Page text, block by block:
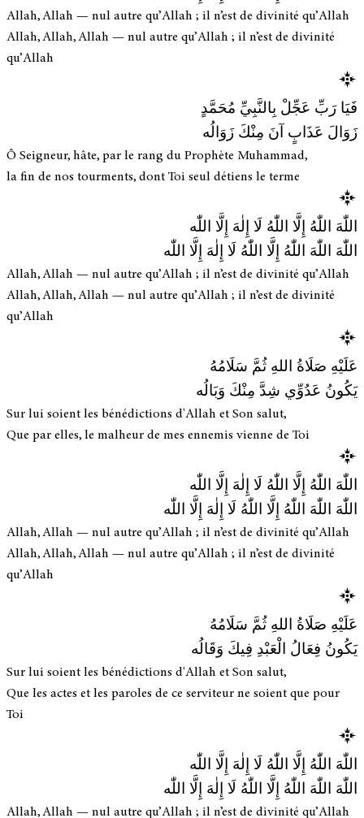
Allah, Allah — nul autre qu’Allah ; il n’est de divinité qu’Allah
Allah, Allah, Allah — nul autre qu’Allah ; il n’est de divinité
qu’Allah
فَيَا رَبِّ عَجِّلْ بِالنَّبِيِّ مُحَمَّدٍ
زَوَالَ عَذَابٍ آنَ مِنْكَ زَوَالُه
Ô Seigneur, hâte, par le rang du Prophète Muhammad,
la fin de nos tourments, dont Toi seul détiens le terme
اللّٰهَ اللّٰهُ إِلَّا اللّٰهُ لَا إِلٰهَ إِلَّا اللّٰه
اللّٰهَ اللّٰهَ اللّٰهُ إِلَّا اللّٰهُ لَا إِلٰهَ إِلَّا اللّٰه
Allah, Allah — nul autre qu’Allah ; il n’est de divinité qu’Allah
Allah, Allah, Allah — nul autre qu’Allah ; il n’est de divinité
qu’Allah
عَلَيْهِ صَلَاةُ اللهِ ثُمَّ سَلَامُهُ
يَكُونُ عَدُوِّي شِدَّ مِنْكَ وَبَالُه
Sur lui soient les bénédictions d'Allah et Son salut,
Que par elles, le malheur de mes ennemis vienne de Toi
اللّٰهَ اللّٰهُ إِلَّا اللّٰهُ لَا إِلٰهَ إِلَّا اللّٰه
اللّٰهَ اللّٰهَ اللّٰهُ إِلَّا اللّٰهُ لَا إِلٰهَ إِلَّا اللّٰه
Allah, Allah — nul autre qu’Allah ; il n’est de divinité qu’Allah
Allah, Allah, Allah — nul autre qu’Allah ; il n’est de divinité
qu’Allah
عَلَيْهِ صَلَاةُ اللهِ ثُمَّ سَلَامُهُ
يَكُونُ فِعَالُ الْعَبْدِ فِيكَ وَقَالُه
Sur lui soient les bénédictions d'Allah et Son salut,
Que les actes et les paroles de ce serviteur ne soient que pour
Toi
اللّٰهَ اللّٰهُ إِلَّا اللّٰهُ لَا إِلٰهَ إِلَّا اللّٰه
اللّٰهَ اللّٰهَ اللّٰهُ إِلَّا اللّٰهُ لَا إِلٰهَ إِلَّا اللّٰه
Allah, Allah — nul autre qu’Allah ; il n’est de divinité qu’Allah